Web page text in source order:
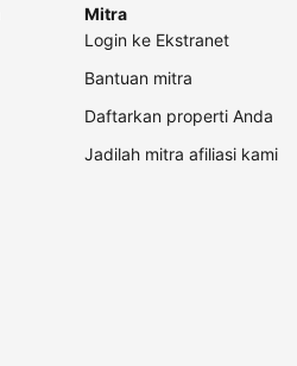
Mitra
Login ke Ekstranet
Bantuan mitra
Daftarkan properti Anda
Jadilah mitra afiliasi kami